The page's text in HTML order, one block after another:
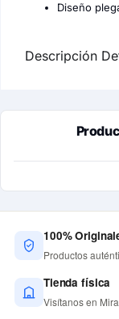
Diseño
Descripción
100%
Productos
Tienda física
Visítanos en